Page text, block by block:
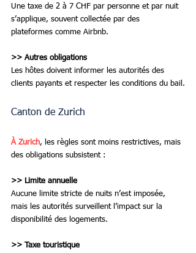
Une taxe de 2 à 7 CHF par personne et par nuit
s’applique, souvent collectée par des
plateformes comme Airbnb.
>> Autres obligations
Les hôtes doivent informer les autorités des
clients payants et respecter les conditions du bail.
Canton de Zurich
À Zurich, les règles sont moins restrictives, mais
des obligations subsistent :
>> Limite annuelle
Aucune limite stricte de nuits n’est imposée,
mais les autorités surveillent l’impact sur la
disponibilité des logements.
>> Taxe touristique